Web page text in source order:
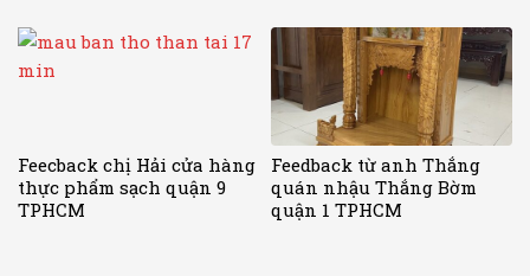
Feecback chị Hải cửa hàng
thực phẩm sạch quận 9
TPHCM
Feedback từ anh Thắng
quán nhậu Thắng Bờm
quận 1 TPHCM